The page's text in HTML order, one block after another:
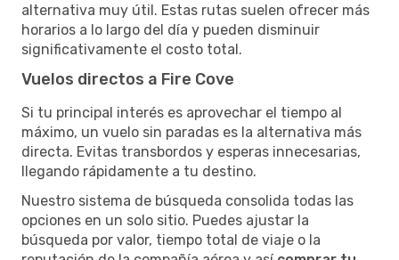
alternativa muy útil. Estas rutas suelen ofrecer más
horarios a lo largo del día y pueden disminuir
significativamente el costo total.
Vuelos directos a Fire Cove
Si tu principal interés es aprovechar el tiempo al
máximo, un vuelo sin paradas es la alternativa más
directa. Evitas transbordos y esperas innecesarias,
llegando rápidamente a tu destino.
Nuestro sistema de búsqueda consolida todas las
opciones en un solo sitio. Puedes ajustar la
búsqueda por valor, tiempo total de viaje o la